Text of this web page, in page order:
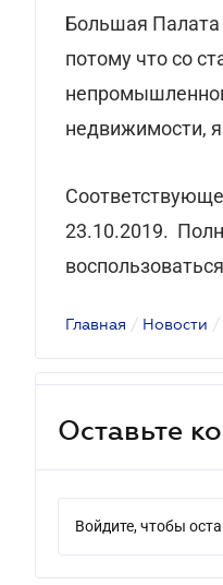
Большая Палата
потому что со
недвижимости,
23.10.2019.
Главная / Новости /
Оставьте
Войдите, чтобы